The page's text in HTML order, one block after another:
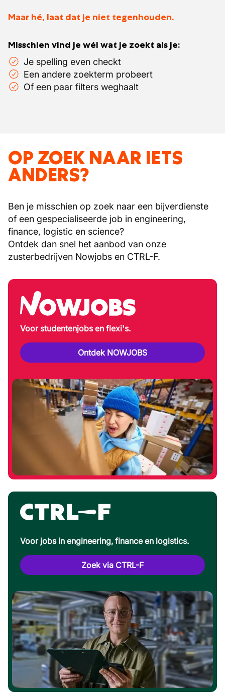
Maar hé, laat dat je niet tegenhouden.
Misschien vind je wél wat je zoekt als je:
Je spelling even checkt
Een andere zoekterm probeert
Of een paar filters weghaalt
OP ZOEK NAAR IETS
ANDERS?
Ben je misschien op zoek naar een bijverdienste
of een gespecialiseerde job in engineering,
finance, logistic en science?
Ontdek dan snel het aanbod van onze
zusterbedrijven Nowjobs en CTRL-F.
Voor studentenjobs en flexi's.
Ontdek NOWJOBS
Voor jobs in engineering, finance en logistics.
Zoek via CTRL-F